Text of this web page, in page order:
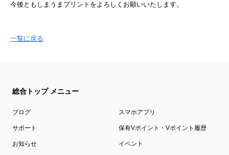
今後ともしまうまプリントをよろしくお願いいたします。
一覧に戻る
総合トップ メニュー
ブログ スマホアプリ
サポート 保有Vポイント・Vポイント履歴
お知らせ イベント